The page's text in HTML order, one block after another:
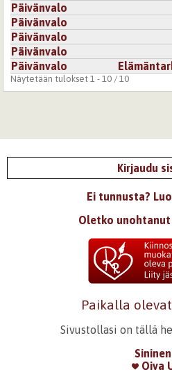
Päivänvalo
Päivänvalo
Päivänvalo
Päivänvalo
Päivänvalo
Näytetään tulokset 1 - 10 / 10
Kirjaudu
Ei tunnusta?
Oletko unohtanut
Paikalla
Sivustollasi on tällä
Oiva